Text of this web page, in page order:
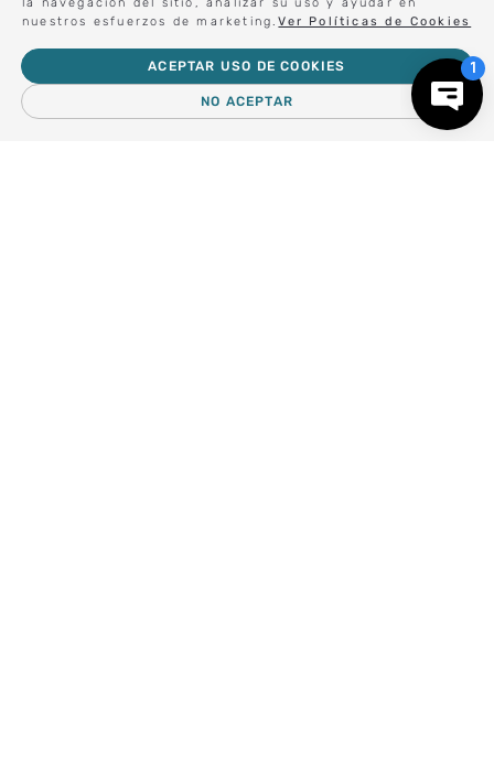
nuestros esfuerzos de marketing.Ver Políticas de Cookies
NO ACEPTAR
ACEPTAR USO DE COOKIES
Forma parte de nuestros clientes exclusivos.